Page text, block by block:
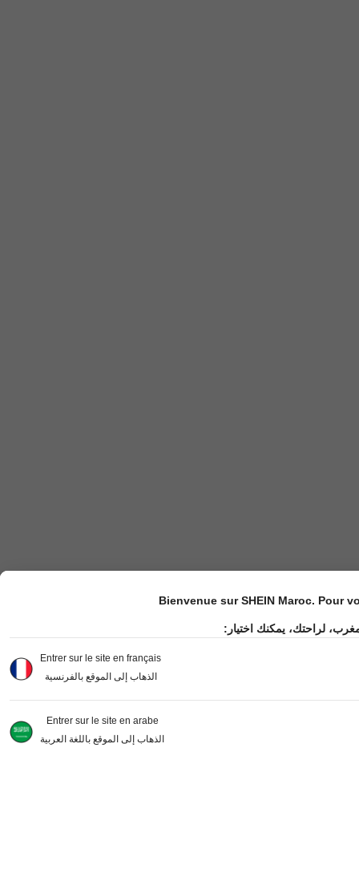
Bienvenue sur SHEIN Maroc. Pour
لراحتك، يمكنك اختيار:
Entrer sur le site en français
الذهاب إلى الموقع بالفرنسية
Entrer sur le site en arabe
الذهاب إلى الموقع باللغة العربية